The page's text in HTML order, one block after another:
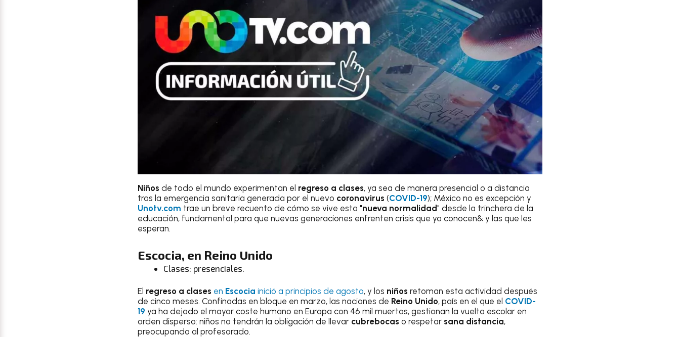
Niños de todo el mundo experimentan el regreso a clases, ya sea de manera presencial o a distancia
tras la emergencia sanitaria generada por el nuevo coronavirus (COVID-19); México no es excepción y
Unotv.com trae un breve recuento de cómo se vive esta "nueva normalidad" desde la trinchera de la
educación, fundamental para que nuevas generaciones enfrenten crisis que ya conocen& y las que les
esperan.
Escocia, en Reino Unido
Clases: presenciales.
El regreso a clases en Escocia inició a principios de agosto, y los niños retoman esta actividad después
de cinco meses. Confinadas en bloque en marzo, las naciones de Reino Unido, país en el que el COVID-
19 ya ha dejado el mayor coste humano en Europa con 46 mil muertos, gestionan la vuelta escolar en
orden disperso: niños no tendrán la obligación de llevar cubrebocas o respetar sana distancia,
preocupando al profesorado.